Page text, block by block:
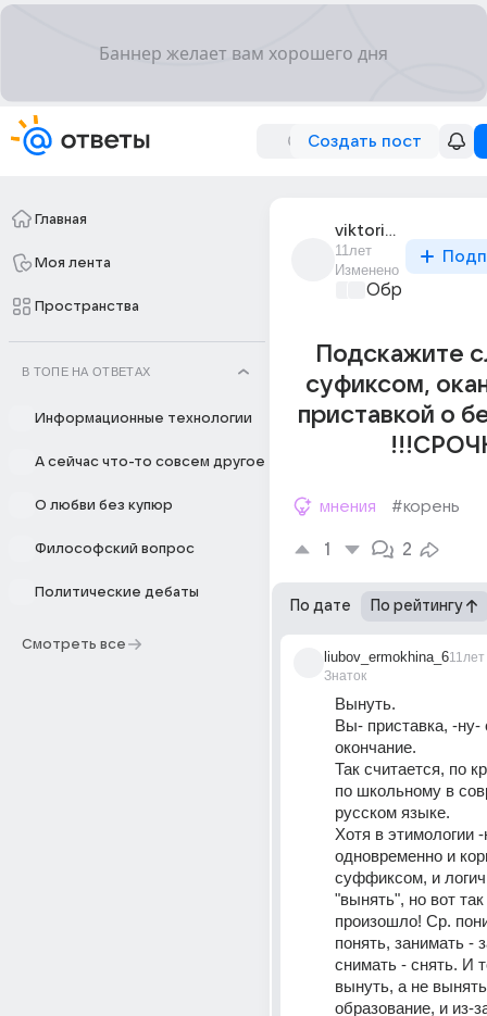
Создать пост
Главная
Моя лента
Пространства
В ТОПЕ НА ОТВЕТАХ
Информационные технологии
А сейчас что-то совсем другое
О любви без купюр
Философский вопрос
Политические дебаты
Смотреть все
viktoriya_way_2
11лет
Изменено
Подскажите
суфиксом,
приставкой о
мнения #корень
1 2
По дате По рейтингу
liubov_ermokhina_6
Знаток
11лет
Вынуть.
Вы- приставка, -
окончание.
Так считается, по
по школьному в
русском языке.
Хотя в этимологии
одновременно и
суффиксом, и
"вынять", но вот
произошло! Ср.
понять, занимать -
снимать - снять. И
вынуть, а не
образование, и из-